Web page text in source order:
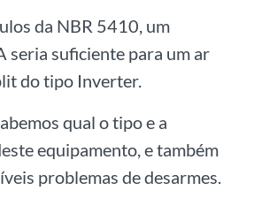
da NBR 5410, um
seria suficiente para um ar
do tipo Inverter.
qual o tipo e a
equipamento, e também
problemas de desarmes.